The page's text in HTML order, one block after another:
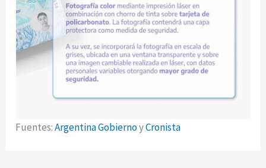
Fuentes:Argentina GobiernoyCronista